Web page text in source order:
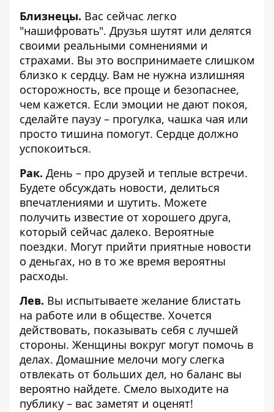
Близнецы. Вас сейчас легко
"нашифровать". Друзья шутят или делятся
своими реальными сомнениями и
страхами. Вы это воспринимаете слишком
близко к сердцу. Вам не нужна излишняя
осторожность, все проще и безопаснее,
чем кажется. Если эмоции не дают покоя,
сделайте паузу – прогулка, чашка чая или
просто тишина помогут. Сердце должно
успокоиться.
Рак. День – про друзей и теплые встречи.
Будете обсуждать новости, делиться
впечатлениями и шутить. Можете
получить известие от хорошего друга,
который сейчас далеко. Вероятные
поездки. Могут прийти приятные новости
о деньгах, но в то же время вероятны
расходы.
Лев. Вы испытываете желание блистать
на работе или в обществе. Хочется
действовать, показывать себя с лучшей
стороны. Женщины вокруг могут помочь в
делах. Домашние мелочи могу слегка
отвлекать от больших дел, но баланс вы
вероятно найдете. Смело выходите на
публику – вас заметят и оценят!